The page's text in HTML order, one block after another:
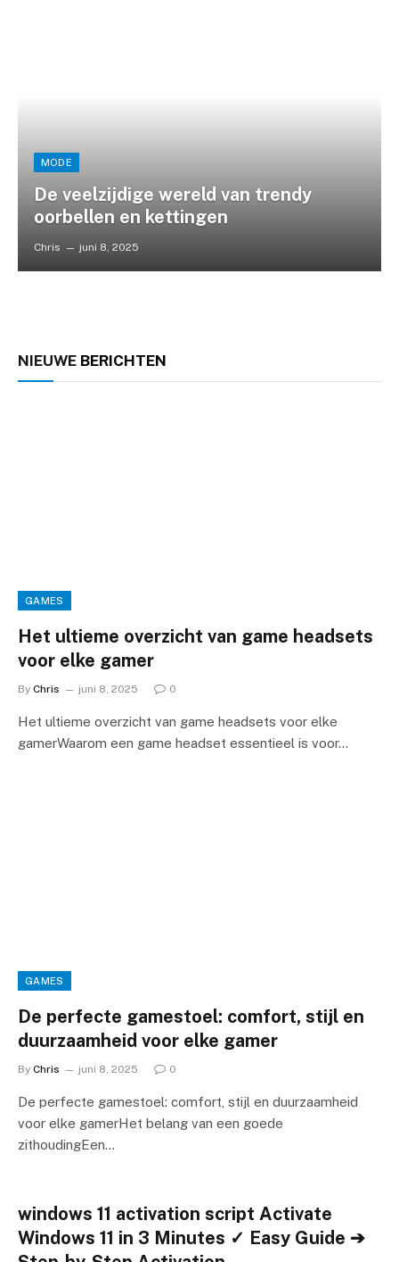
MODE
De veelzijdige wereld van trendy
oorbellen en kettingen
Chris juni 8, 2025
NIEUWE BERICHTEN
GAMES
Het ultieme overzicht van game headsets
voor elke gamer
By Chris juni 8, 2025 0
Het ultieme overzicht van game headsets voor elke
gamerWaarom een game headset essentieel is voor…
GAMES
De perfecte gamestoel: comfort, stijl en
duurzaamheid voor elke gamer
By Chris juni 8, 2025 0
De perfecte gamestoel: comfort, stijl en duurzaamheid
voor elke gamerHet belang van een goede
zithoudingEen…
windows 11 activation script Activate
Windows 11 in 3 Minutes ✓ Easy Guide ➔